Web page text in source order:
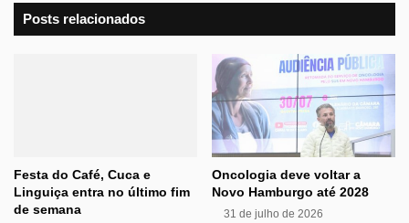
Posts relacionados
Festa do Café, Cuca e
Linguiça entra no último fim
de semana
Oncologia deve voltar a
Novo Hamburgo até 2028
31 de julho de 2026